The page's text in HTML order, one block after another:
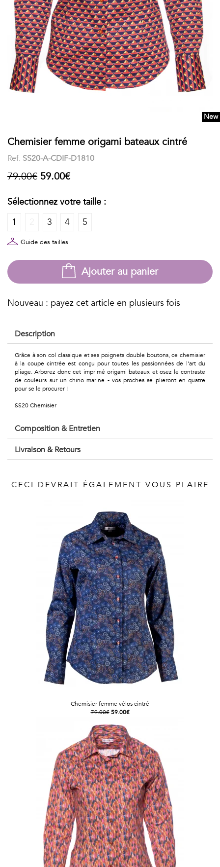
Col
Stand-
up
Voir
IMPRIMÉES
Faune
Flore
Géométriques
Talents
&
Métiers
Petits
Urbain
Pop
Voyages
Vintage
tout
courtes
POLOS
FEMME
Imprimés
Chaussettes
Boxers
Accessoires
New
Chemisier femme origami bateaux cintré
Ref. SS20-A-CDIF-D1810
79.00€ 59.00€
Sélectionnez votre taille :
1
3 4 5
Guide des tailles
Ajouter au panier
Nouveau : payez cet article en plusieurs fois
Description
Grâce à son col classique et ses poignets double boutons, ce chemisier
à la coupe cintrée est conçu pour toutes les passionnées de l'art du
pliage. Arborez donc cet imprimé origami bateaux et osez le contraste
de couleurs sur un chino marine - vos proches se plieront en quatre
pour se le procurer !
SS20 Chemisier
Composition & Entretien
Livraison & Retours
CECI DEVRAIT ÉGALEMENT VOUS PLAIRE
Chemisier femme vélos cintré
79.00€ 59.00€